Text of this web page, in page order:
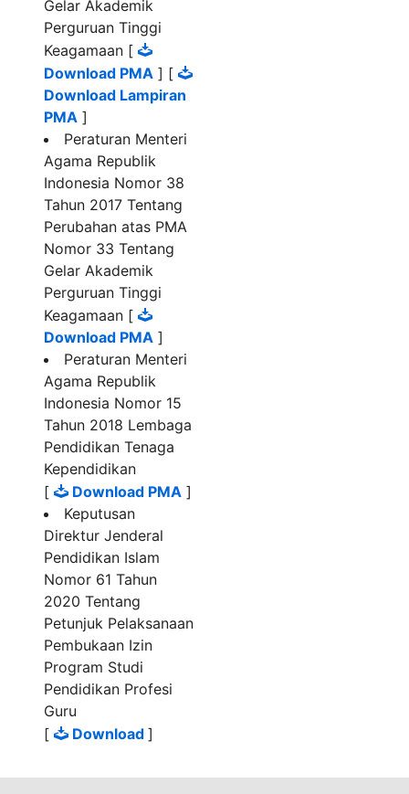
Gelar Akademik
Perguruan Tinggi
Keagamaan [
Download PMA ] [
Download Lampiran
PMA ]
Peraturan Menteri
Agama Republik
Indonesia Nomor 38
Tahun 2017 Tentang
Perubahan atas PMA
Nomor 33 Tentang
Gelar Akademik
Perguruan Tinggi
Keagamaan [
Download PMA ]
Peraturan Menteri
Agama Republik
Indonesia Nomor 15
Tahun 2018 Lembaga
Pendidikan Tenaga
Kependidikan
[
Download PMA ]
Keputusan
Direktur Jenderal
Pendidikan Islam
Nomor 61 Tahun
2020 Tentang
Petunjuk Pelaksanaan
Pembukaan Izin
Program Studi
Pendidikan Profesi
Guru
[
Download ]